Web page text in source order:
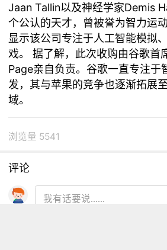
Jaan Tallin以及神经学家Demis
个公认的天才，曾被誉为智力运
显示该公司专注于人工智能模拟
戏。 据了解，此次收购由谷歌首
Page亲自负责。谷歌一直专注于
发，其与苹果的竞争也逐渐拓展
域。
浏览量 5541
评论